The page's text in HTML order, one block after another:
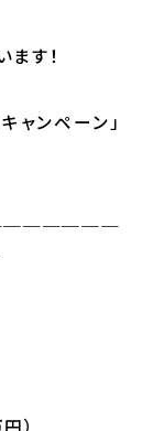
す！
ャンペーン」